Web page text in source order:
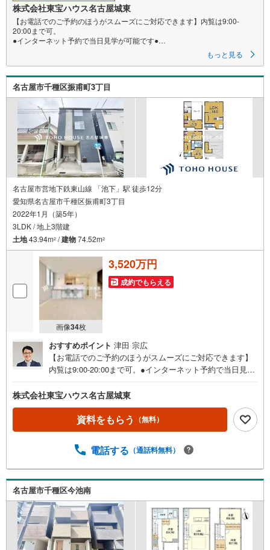
株式会社東宝ハウス名古屋城東
【お電話でのご予約のほうがスムーズにご対応できます】内覧は9:00-
20:00まで可。
●インターネット予約で当日見学が可能です●
「ご要望・ご質問欄」に希望日時をご記入ください！
《東宝ハウス名古屋城東のこだわり》
スタッフ一同、すべてのお客様に対して、自分の家族や仲の良い友人に対
するときと同じ気持ちで接客させていただいています。お客様ひとりひと
りが理想の住宅と出会い、住宅ローンやその他のサービスの内容にもご満
足いただき、ご納得されるまで、お付き合いをさせていただきます。私た
ちが携わる不動産ビジネスでは安全で安心な取引を実現することはプロと
しての使命です。営業スタッフを管理職が常にサポートする体制で、ダブ
ルチェックはもちろん何度も報告と確認を繰り返し、取引の安全性を追求
しています。ご覧いただきありがとうございます！
もっと見る
名古屋市千種区振甫町3丁目
名古屋市営地下鉄東山線 「池下」駅 徒歩12分
愛知県名古屋市千種区振甫町3丁目
2022年1月（築5年）
3LDK / 地上3階建
土地43.94m2 /建物74.52m2
画像34枚
3,520万円
成約でもらえる
おすすめポイント 津田 宗広
【お電話でのご予約のほうがスムーズにご対応できます】
内覧は9:00-20:00まで可。●インターネット予約で当日見学
（2）本日～4日以内をご希望の方は「ご要望・ご質問欄」
に希望日時をご記入ください！《東宝ハウス名古屋城東の
こだわり》スタッフ一同、すべてのお客様に対して、自分
の家族や仲の良い友人に対するときと同じ気持ちで接客さ
と出会い、住宅ローンやその他のサービスの内容にもご満
だきます。私たちが携わる不動産ビジネスでは安全で安心
な取引を実現することはプロとしての使命です。営業スタ
ッフを管理職が常にサポートする体制で、ダブルチェック
はもちろん何度も報告と確認を繰り返し、取引の安全性を
追求しています。ご覧いただきありがとうございます！
株式会社東宝ハウス名古屋城東
資料をもらう （無料）
電話する （通話料無料）
名古屋市千種区今池南